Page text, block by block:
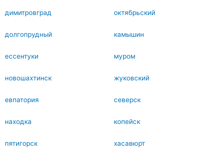
димитровград октябрьский
долгопрудный камышин
ессентуки муром
новошахтинск жуковский
евпатория северск
находка копейск
пятигорск хасавюрт